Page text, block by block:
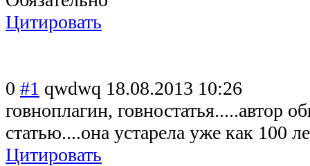
Цитировать
0 #1 qwdwq 18.08.2013 10:26
говноплагин, говностатья.....автор
статью....она устарела уже как 100
Цитировать